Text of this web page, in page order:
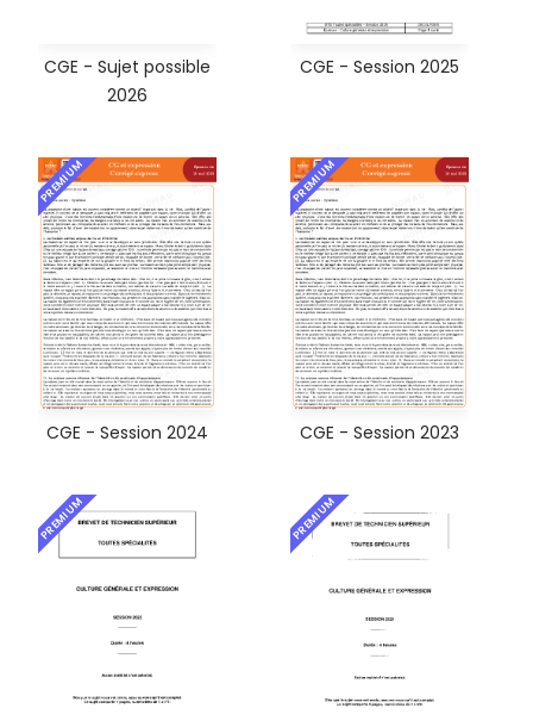
CGE - Sujet possible
2026
CGE - Session 2025
PREMIUM
CGE - Session 2024
PREMIUM
CGE - Session 2023
PREMIUM PREMIUM